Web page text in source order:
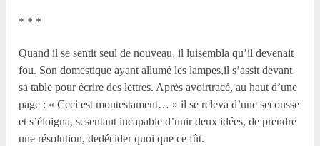
* * *
Quand il se sentit seul de nouveau, il luisembla qu’il devenait
fou. Son domestique ayant allumé les lampes,il s’assit devant
sa table pour écrire des lettres. Après avoirtracé, au haut d’une
page : « Ceci est montestament… » il se releva d’une secousse
et s’éloigna, sesentant incapable d’unir deux idées, de prendre
une résolution, dedécider quoi que ce fût.